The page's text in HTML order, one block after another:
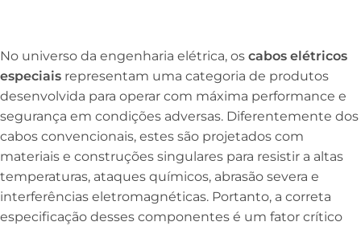
No universo da engenharia elétrica, os cabos elétricos
especiais representam uma categoria de produtos
desenvolvida para operar com máxima performance e
segurança em condições adversas. Diferentemente dos
cabos convencionais, estes são projetados com
materiais e construções singulares para resistir a altas
temperaturas, ataques químicos, abrasão severa e
interferências eletromagnéticas. Portanto, a correta
especificação desses componentes é um fator crítico